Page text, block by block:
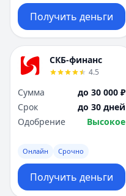
Получить деньги
СКБ-финанс
4.5
Сумма
до 30 000 ₽
Срок
до 30 дней
Одобрение
Высокое
Онлайн Срочно
Получить деньги